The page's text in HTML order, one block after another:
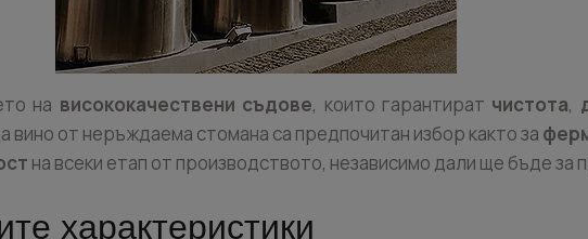
на висококачествени съдове, които гарантират чистота,
вино от неръждаема стомана са предпочитан избор както за
на всеки етап от производството, независимо дали ще бъде
характеристики